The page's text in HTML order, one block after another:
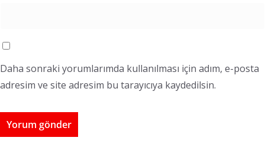
Daha sonraki yorumlarımda kullanılması için adım, e-posta
adresim ve site adresim bu tarayıcıya kaydedilsin.